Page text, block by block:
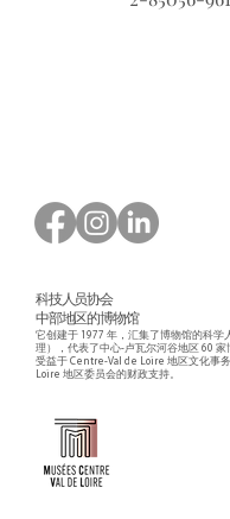
科技人员协会
中部地区的博物馆
它创建于 1977 年，汇集了博物馆的科学
理），代表了中心-卢瓦尔河谷地区 60
受益于 Centre-Val de Loire 地区文化事
Loire 地区委员会的财政支持。